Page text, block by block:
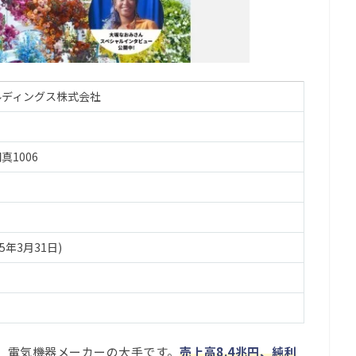
ィングス株式会社
1006
年3月31日)
気機器メーカーの大手です。 売上高8.4兆円、純利